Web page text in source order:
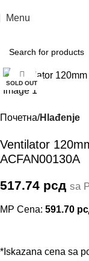
Menu
SOLD OUT
Click to
Почетна Hlađenje
Ventilator
ACFAN00130A
517.74 рсд sa
MP Cena: 591.70
*Iskazana cena sa